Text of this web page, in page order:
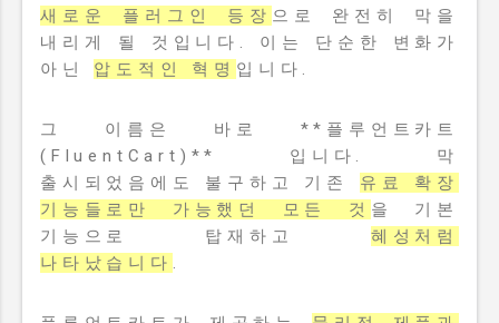
새로운 플러그인 등장 으로 완전히 막을
내리게 될 것입니다. 이는 단순한 변화가
아닌 압도적인 혁명 입니다.
그 이름은 바로 **플루언트카트
(FluentCart)** 입니다. 막
출시되었음에도 불구하고 기존 유료 확장
기능들로만 가능했던 모든 것 을 기본
기능으로 탑재하고 혜성처럼
나타났습니다